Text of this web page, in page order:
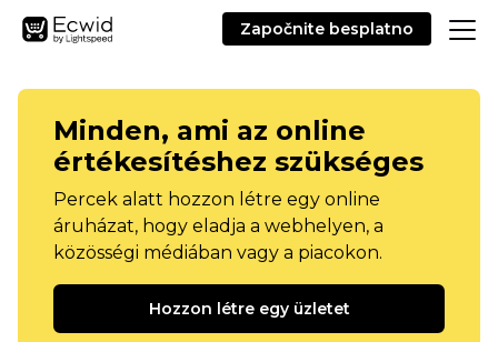
Započnite besplatno
Minden, ami az online
értékesítéshez szükséges
Percek alatt hozzon létre egy online
áruházat, hogy eladja a webhelyen, a
közösségi médiában vagy a piacokon.
Hozzon létre egy üzletet